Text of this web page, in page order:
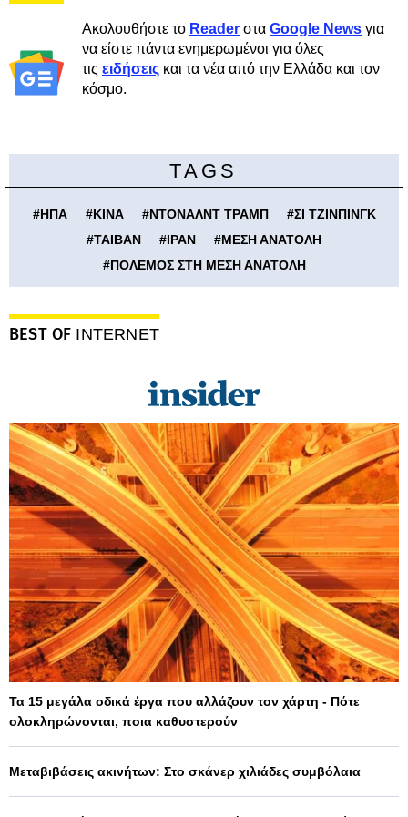
Ακολουθήστε το Reader στα Google News για
να είστε πάντα ενημερωμένοι για όλες
τις ειδήσεις και τα νέα από την Ελλάδα και τον
κόσμο.
TAGS
#ΗΠΑ #ΚΙΝΑ #ΝΤΟΝΑΛΝΤ ΤΡΑΜΠ #ΣΙ ΤΖΙΝΠΙΝΓΚ
#ΤΑΙΒΑΝ #ΙΡΑΝ #ΜΕΣΗ ΑΝΑΤΟΛΗ
#ΠΟΛΕΜΟΣ ΣΤΗ ΜΕΣΗ ΑΝΑΤΟΛΗ
BEST OF INTERNET
Τα 15 μεγάλα οδικά έργα που αλλάζουν τον χάρτη - Πότε
ολοκληρώνονται, ποια καθυστερούν
Μεταβιβάσεις ακινήτων: Στο σκάνερ χιλιάδες συμβόλαια